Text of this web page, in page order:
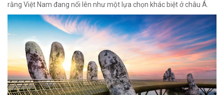
rằng Việt Nam đang nổi lên như một lựa chọn khác biệt ở châu Á.